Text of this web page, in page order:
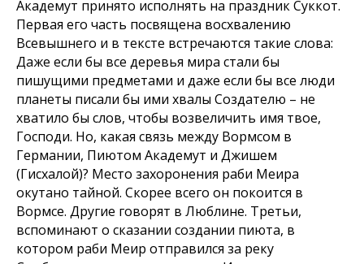
Академут принято исполнять на праздник Суккот.
Первая его часть посвящена восхвалению
Всевышнего и в тексте встречаются такие слова:
Даже если бы все деревья мира стали бы
пишущими предметами и даже если бы все люди
планеты писали бы ими хвалы Создателю – не
хватило бы слов, чтобы возвеличить имя твое,
Господи. Но, какая связь между Вормсом в
Германии, Пиютом Академут и Джишем
(Гисхалой)? Место захоронения раби Меира
окутано тайной. Скорее всего он покоится в
Вормсе. Другие говорят в Люблине. Третьи,
вспоминают о сказании создании пиюта, в
котором раби Меир отправился за реку